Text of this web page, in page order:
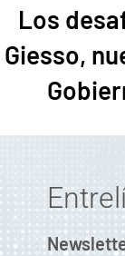
Los
Giesso,